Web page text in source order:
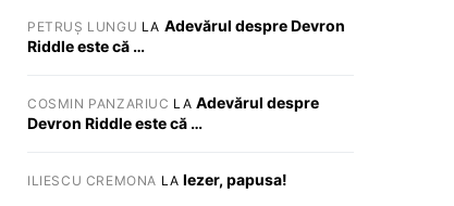
PETRUȘ LUNGU LA Adevărul despre Devron
Riddle este că …
COSMIN PANZARIUC LA Adevărul despre
Devron Riddle este că …
ILIESCU CREMONA LA Iezer, papusa!